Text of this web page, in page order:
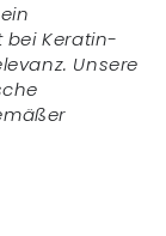
Keratin-
Unsere